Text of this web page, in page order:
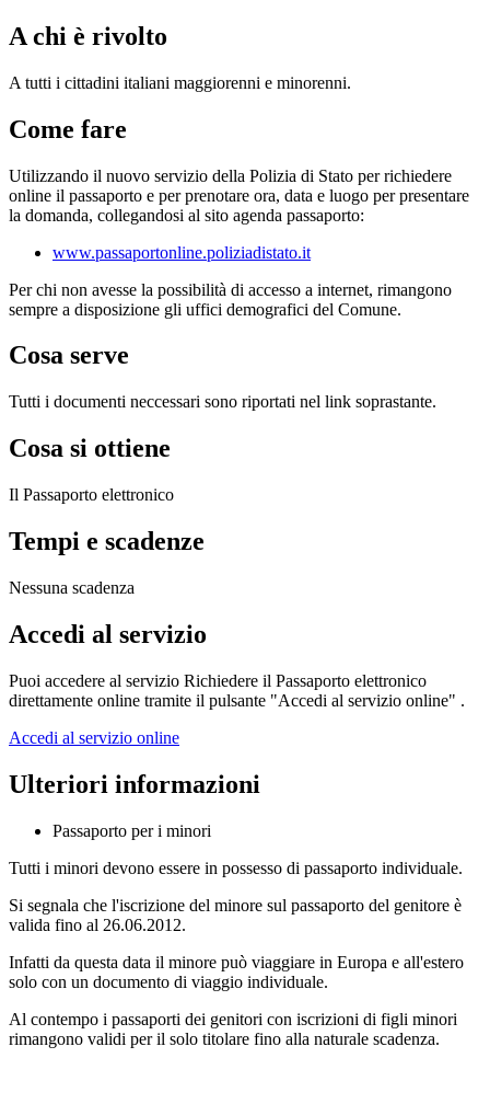
A chi è rivolto
A tutti i cittadini italiani maggiorenni e minorenni.
Come fare
Utilizzando il nuovo servizio della Polizia di Stato per richiedere
online il passaporto e per prenotare ora, data e luogo per presentare
la domanda, collegandosi al sito agenda passaporto:
www.passaportonline.poliziadistato.it
Per chi non avesse la possibilità di accesso a internet, rimangono
sempre a disposizione gli uffici demografici del Comune.
Cosa serve
Tutti i documenti neccessari sono riportati nel link soprastante.
Cosa si ottiene
Il Passaporto elettronico
Tempi e scadenze
Nessuna scadenza
Accedi al servizio
Puoi accedere al servizio Richiedere il Passaporto elettronico
direttamente online tramite il pulsante "Accedi al servizio online" .
Accedi al servizio online
Ulteriori informazioni
Passaporto per i minori
Tutti i minori devono essere in possesso di passaporto individuale.
Si segnala che l'iscrizione del minore sul passaporto del genitore è
valida fino al 26.06.2012.
Infatti da questa data il minore può viaggiare in Europa e all'estero
solo con un documento di viaggio individuale.
Al contempo i passaporti dei genitori con iscrizioni di figli minori
rimangono validi per il solo titolare fino alla naturale scadenza.